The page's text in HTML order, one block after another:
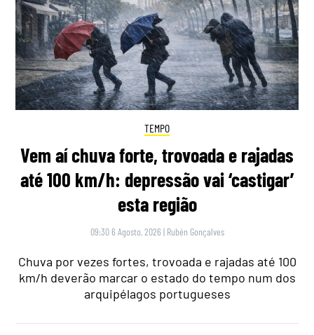
TEMPO
Vem aí chuva forte, trovoada e rajadas
até 100 km/h: depressão vai ‘castigar’
esta região
09:30 6 Agosto, 2026 | Rubén Gonçalves
Chuva por vezes fortes, trovoada e rajadas até 100
km/h deverão marcar o estado do tempo num dos
arquipélagos portugueses